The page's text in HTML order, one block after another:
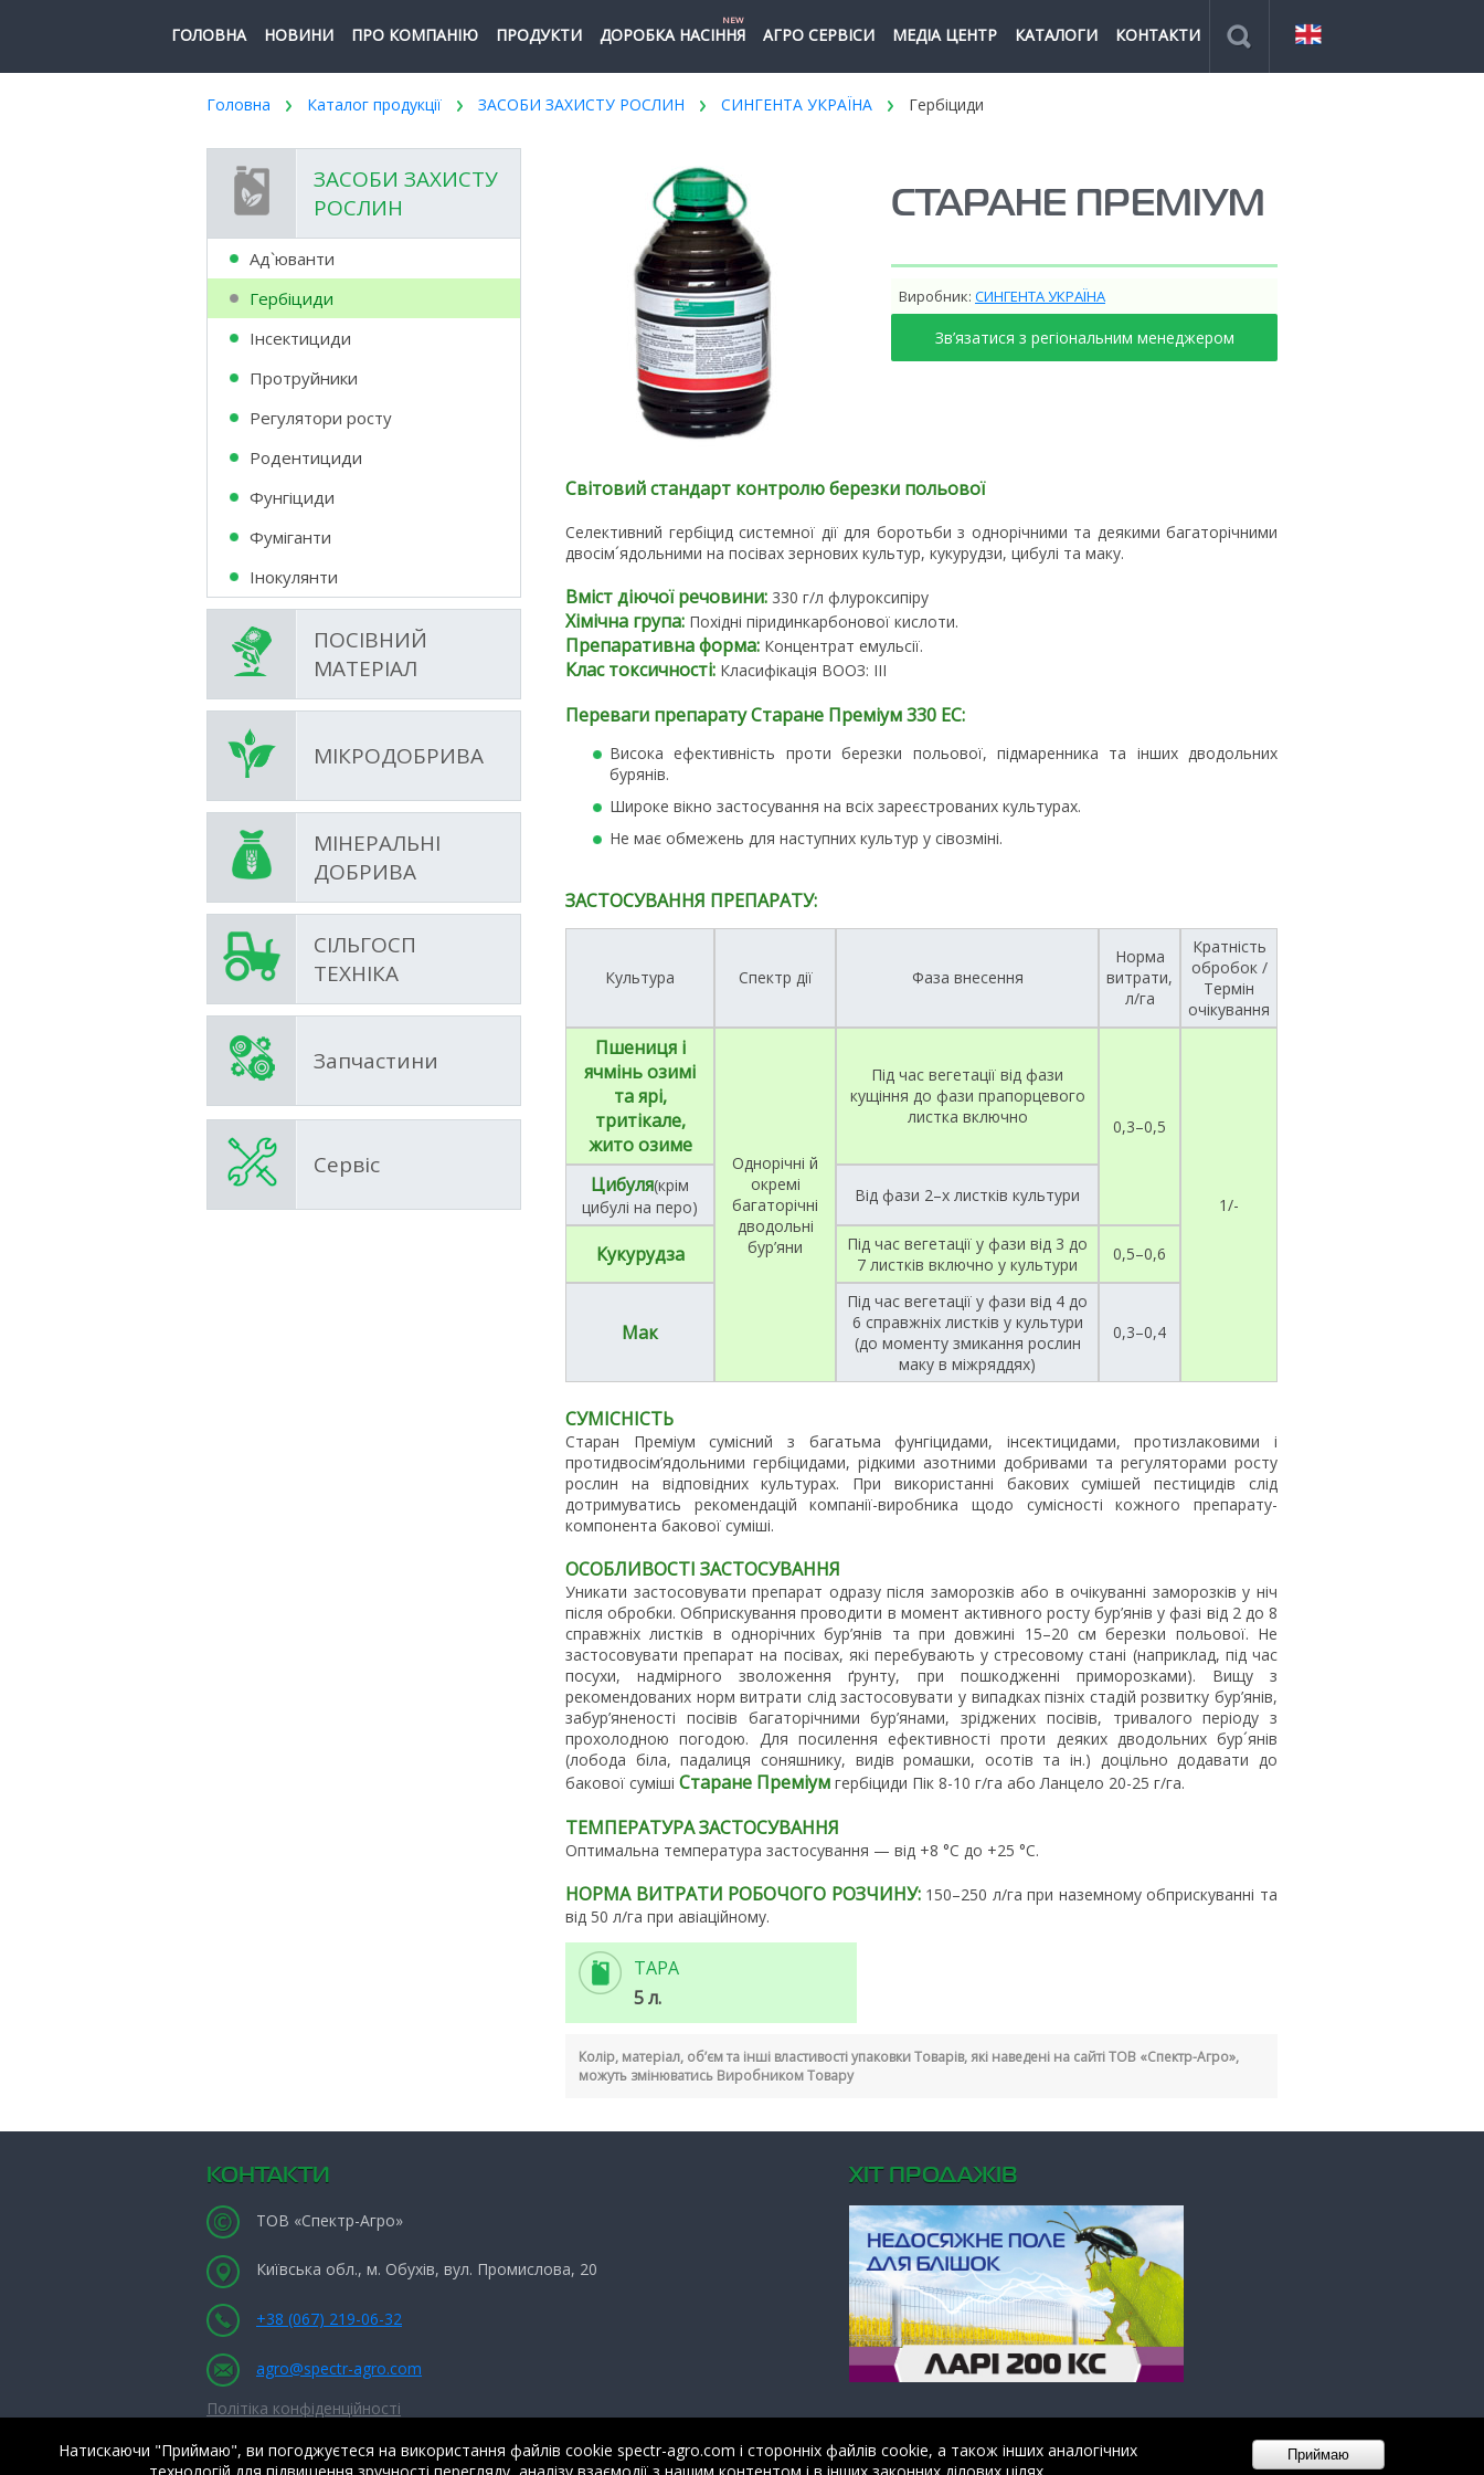
ГОЛОВНА НОВИНИ ПРО КОМПАНІЮ ПРОДУКТИ ДОРОБКА НАСІННЯ
NEW
АГРО СЕРВІСИ МЕДІА ЦЕНТР КАТАЛОГИ КОНТАКТИ
Головна Каталог продукції ЗАСОБИ ЗАХИСТУ РОСЛИН СИНГЕНТА УКРАЇНА Гербіциди
ЗАСОБИ ЗАХИСТУ
РОСЛИН
Ад`юванти
Гербіциди
Інсектициди
Протруйники
Регулятори росту
Родентициди
Фунгіциди
Фумiганти
Інокулянти
ПОСІВНИЙ
МАТЕРІАЛ
МІКРОДОБРИВА
МІНЕРАЛЬНІ
ДОБРИВА
СІЛЬГОСП
ТЕХНІКА
Запчастини
Сервіс
СТАРАНЕ ПРЕМІУМ
Виробник: СИНГЕНТА УКРАЇНА
Зв’язатися з регіональним менеджером
Світовий стандарт контролю березки польової
Селективний гербіцид системної дії для боротьби з однорічними та деякими багаторічними
двосім´ядольними на посівах зернових культур, кукурудзи, цибулі та маку.
Вміст діючої речовини: 330 г/л флуроксипіру
Хімічна група: Похідні піридинкарбонової кислоти.
Препаративна форма: Концентрат емульсії.
Клас токсичності: Класифікація ВООЗ: III
Переваги препарату Старане Преміум 330 EC:
Висока ефективність проти березки польової, підмаренника та інших дводольних
бурянів.
Широке вікно застосування на всіх зареєстрованих культурах.
Не має обмежень для наступних культур у сівозміні.
ЗАСТОСУВАННЯ ПРЕПАРАТУ:
Культура Спектр дії Фаза внесення
Норма
витрати,
л/га
Кратність
обробок /
Термін
очікування
Пшениця і
ячмінь озимі
та ярі,
тритікале,
жито озиме
Однорічні й
окремі
багаторічні
дводольні
бур’яни
Під час вегетації від фази
кущіння до фази прапорцевого
листка включно
0,3–0,5
1/-
Цибуля(крім
цибулі на перо)
Від фази 2–х листків культури
Кукурудза
Під час вегетації у фази від 3 до
7 листків включно у культури
0,5–0,6
Мак
Під час вегетації у фази від 4 до
6 справжніх листків у культури
(до моменту змикання рослин
маку в міжряддях)
0,3–0,4
СУМІСНІСТЬ
Старан Преміум сумісний з багатьма фунгіцидами, інсектицидами, протизлаковими і
протидвосім’ядольними гербіцидами, рідкими азотними добривами та регуляторами росту
рослин на відповідних культурах. При використанні бакових сумішей пестицидів слід
дотримуватись рекомендацій компанії-виробника щодо сумісності кожного препарату-
компонента бакової суміші.
ОСОБЛИВОСТІ ЗАСТОСУВАННЯ
Уникати застосовувати препарат одразу після заморозків або в очікуванні заморозків у ніч
після обробки. Обприскування проводити в момент активного росту бур’янів у фазі від 2 до 8
справжніх листків в однорічних бур’янів та при довжині 15–20 см березки польової. Не
застосовувати препарат на посівах, які перебувають у стресовому стані (наприклад, під час
посухи, надмірного зволоження ґрунту, при пошкодженні приморозками). Вищу з
рекомендованих норм витрати слід застосовувати у випадках пізніх стадій розвитку бур’янів,
забур’яненості посівів багаторічними бур’янами, зріджених посівів, тривалого періоду з
прохолодною погодою. Для посилення ефективності проти деяких дводольних бур´янів
(лобода біла, падалиця соняшнику, видів ромашки, осотів та ін.) доцільно додавати до
бакової суміші Старане Преміум гербіциди Пік 8-10 г/га або Ланцело 20-25 г/га.
ТЕМПЕРАТУРА ЗАСТОСУВАННЯ
Оптимальна температура застосування — від +8 °С до +25 °С.
НОРМА ВИТРАТИ РОБОЧОГО РОЗЧИНУ:150–250 л/га при наземному обприскуванні та
від 50 л/га при авіаційному.
ТАРА
5 л.
Колір, матеріал, об’єм та інші властивості упаковки Товарів, які наведені на сайті ТОВ «Спектр-Агро»,
можуть змінюватись Виробником Товару
КОНТАКТИ
ТОВ «Спектр-Агро»
Київська обл., м. Обухів, вул. Промислова, 20
+38 (067) 219-06-32
agro@spectr-agro.com
Політіка конфіденційності
ХIТ ПРОДАЖІВ
Натискаючи "Приймаю", ви погоджуєтеся на використання файлів cookie spectr-agro.com і сторонніх файлів cookie, а також інших аналогічних